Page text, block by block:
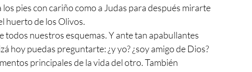
pies con cariño como a Judas para después mirarte
huerto de los Olivos.
todos nuestros esquemas. Y ante tan apabullantes
hoy puedas preguntarte: ¿y yo? ¿soy amigo de Dios?
principales de la vida del otro. También